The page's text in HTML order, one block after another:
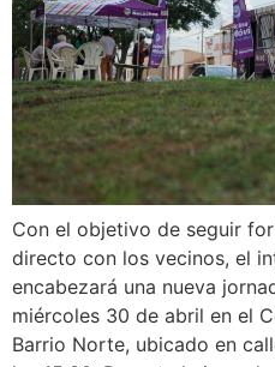
Con el objetivo de seguir
directo con los vecinos, el
encabezará una nueva
miércoles 30 de abril en el
Barrio Norte, ubicado en